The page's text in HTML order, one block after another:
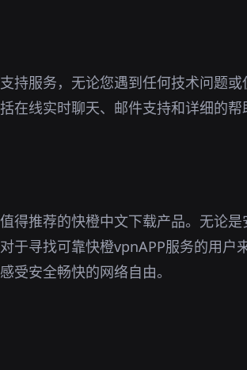
持服务，无论您遇到任何技术问题
在线实时聊天、邮件支持和详细的
得推荐的快橙中文下载产品。无论
于寻找可靠快橙vpnAPP服务的用户
受安全畅快的网络自由。